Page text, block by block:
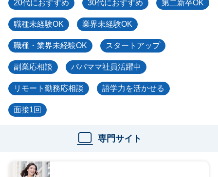
20代におすすめ 30代におすすめ 第二新卒OK
職種未経験OK 業界未経験OK
職種・業界未経験OK スタートアップ
副業応相談 パパママ社員活躍中
リモート勤務応相談 語学力を活かせる
面接1回
専門サイト